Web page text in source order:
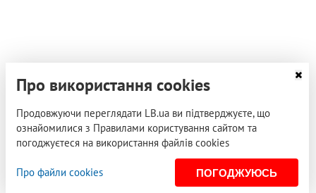
Про використання cookies
Продовжуючи переглядати LB.ua ви підтверджуєте, що
ознайомилися з Правилами користування сайтом та
погоджуєтеся на використання файлів cookies
Про файли cookies ПОГОДЖУЮСЬ